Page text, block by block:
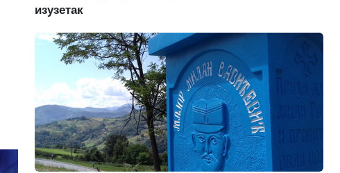
изузетак